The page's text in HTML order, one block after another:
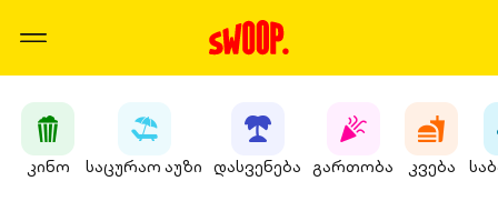
კინო საცურაო აუზი დასვენება გართობა კვება